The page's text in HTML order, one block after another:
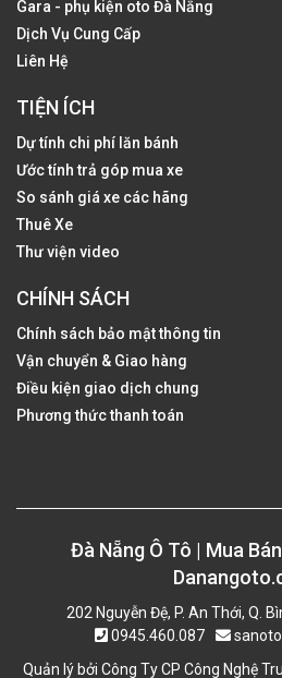
Gara - phụ kiện oto Đà Nẵng
Dịch Vụ Cung Cấp
Liên Hệ
TIỆN ÍCH
Dự tính chi phí lăn bánh
Ước tính trả góp mua xe
So sánh giá xe các hãng
Thuê Xe
Thư viện video
CHÍNH SÁCH
Chính sách bảo mật thông tin
Vận chuyển & Giao hàng
Điều kiện giao dịch chung
Phương thức thanh toán
Đà Nẵng Ô Tô | Mua
202 Nguyễn Đệ, P. An Thới, Q.
0945.460.087
Quản lý bởi Công Ty CP Công Nghệ